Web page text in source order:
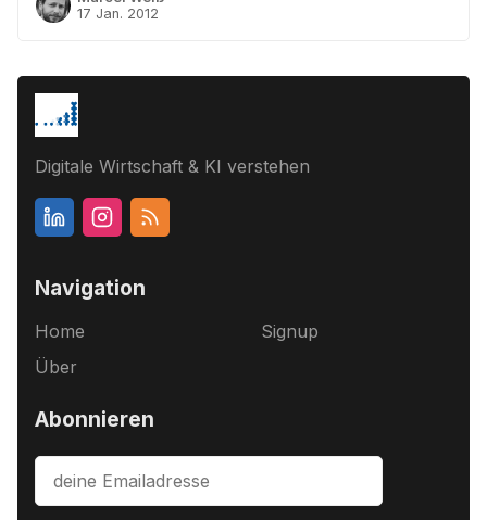
17 Jan. 2012
Digitale Wirtschaft & KI verstehen
Navigation
Home
Über
Signup
Abonnieren